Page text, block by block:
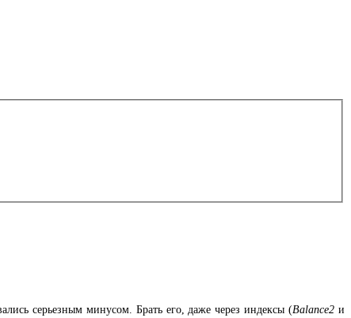
серьезным минусом. Брать его, даже через индексы (Balance2 и